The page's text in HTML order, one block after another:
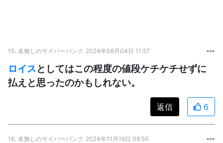
15. 名無しのサイバーパンク 2024年08月04日 11:57
ロイスとしてはこの程度の値段ケチケチせずに
払えと思ったのかもしれない。
返信 6
16. 名無しのサイバーパンク 2024年11月18日 08:50